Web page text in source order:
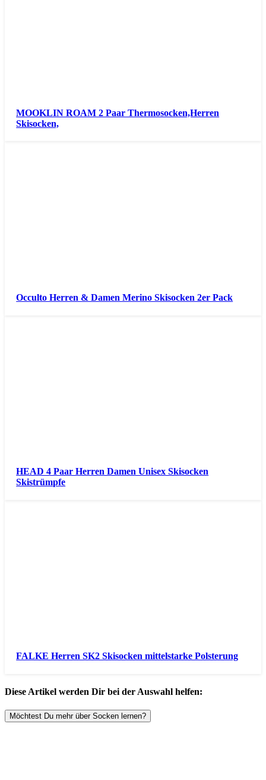
MOOKLIN ROAM 2 Paar Thermosocken,Herren
Skisocken,
Occulto Herren & Damen Merino Skisocken 2er Pack
HEAD 4 Paar Herren Damen Unisex Skisocken
Skistrümpfe
FALKE Herren SK2 Skisocken mittelstarke Polsterung
Diese Artikel werden Dir bei der Auswahl helfen:
Möchtest Du mehr über Socken lernen?